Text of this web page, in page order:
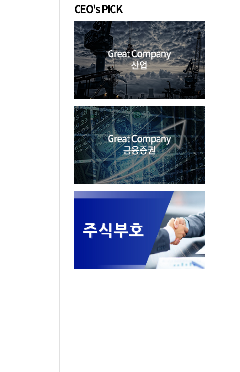
CEO's PICK